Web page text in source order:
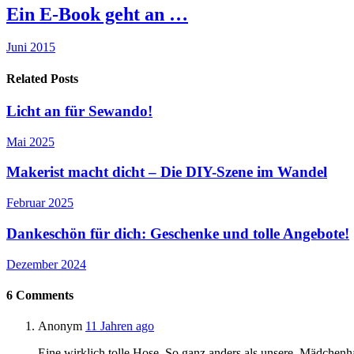
Ein E-Book geht an …
Juni 2015
Related Posts
Licht an für Sewando!
Mai 2025
Makerist macht dicht – Die DIY-Szene im Wandel
Februar 2025
Dankeschön für dich: Geschenke und tolle Angebote!
Dezember 2024
6 Comments
Anonym 11 Jahren ago